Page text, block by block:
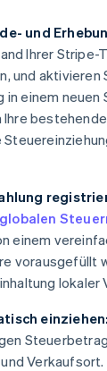
und
Ihrer
und aktivieren
in einem neuen
Ihre
globalen
einem
vorausgefüllt
lokaler